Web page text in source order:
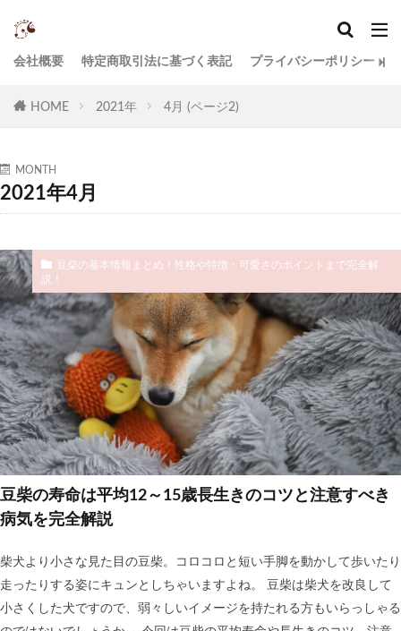
会社概要 特定商取引法に基づく表記 プライバシーポリシー
HOME 2021年 4月 (ページ2)
MONTH
2021年4月
豆柴の基本情報まとめ！性格や特徴・可愛さのポイントまで完全解
説！
豆柴の寿命は平均12～15歳長生きのコツと注意すべき
病気を完全解説
柴犬より小さな見た目の豆柴。コロコロと短い手脚を動かして歩いたり
走ったりする姿にキュンとしちゃいますよね。 豆柴は柴犬を改良して
小さくした犬ですので、弱々しいイメージを持たれる方もいらっしゃる